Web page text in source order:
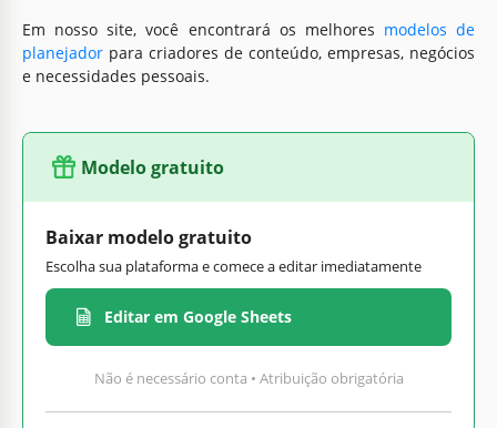
Em nosso site, você encontrará os melhores modelos de
planejador para criadores de conteúdo, empresas, negócios
e necessidades pessoais.
Modelo gratuito
Baixar modelo gratuito
Escolha sua plataforma e comece a editar imediatamente
Editar em Google Sheets
Não é necessário conta • Atribuição obrigatória